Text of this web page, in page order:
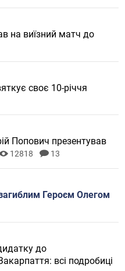
на виїзний матч до
своє 10-річчя
Попович презентував
12818 13
Героєм Олегом
до
всі подробиці